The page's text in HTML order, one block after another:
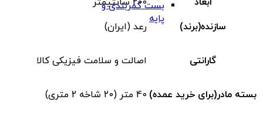
بست کمربندی و
پایه
سازنده(برند)
رعد (ایران)
گارانتی اصالت و سلامت فیزیکی کالا
بسته مادر(برای خرید عمده) 40 متر (20 شاخه 2 متری)